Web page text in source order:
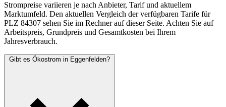
Strompreise variieren je nach Anbieter, Tarif und aktuellem
Marktumfeld. Den aktuellen Vergleich der verfügbaren Tarife für
PLZ 84307 sehen Sie im Rechner auf dieser Seite. Achten Sie auf
Arbeitspreis, Grundpreis und Gesamtkosten bei Ihrem
Jahresverbrauch.
Gibt es Ökostrom in Eggenfelden?